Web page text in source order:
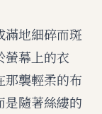
滿地細碎而斑
螢幕上的衣
那襲輕柔的布
是隨著絲縷的